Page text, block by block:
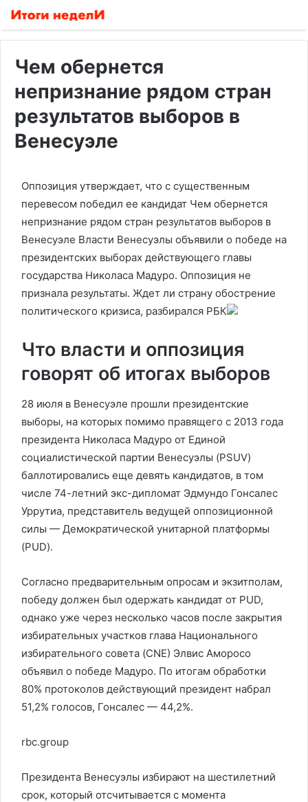
Чем обернется
непризнание рядом стран
результатов выборов в
Венесуэле
Оппозиция утверждает, что с существенным
перевесом победил ее кандидат Чем обернется
непризнание рядом стран результатов выборов в
Венесуэле Власти Венесуэлы объявили о победе на
президентских выборах действующего главы
государства Николаса Мадуро. Оппозиция не
признала результаты. Ждет ли страну обострение
политического кризиса, разбирался РБК
Что власти и оппозиция
говорят об итогах выборов
28 июля в Венесуэле прошли президентские
выборы, на которых помимо правящего с 2013 года
президента Николаса Мадуро от Единой
социалистической партии Венесуэлы (PSUV)
баллотировались еще девять кандидатов, в том
числе 74-летний экс-дипломат Эдмундо Гонсалес
Уррутиа, представитель ведущей оппозиционной
силы — Демократической унитарной платформы
(PUD).
Согласно предварительным опросам и экзитполам,
победу должен был одержать кандидат от PUD,
однако уже через несколько часов после закрытия
избирательных участков глава Национального
избирательного совета (CNE) Элвис Амороcо
объявил о победе Мадуро. По итогам обработки
80% протоколов действующий президент набрал
51,2% голосов, Гонсалес — 44,2%.
rbc.group
Президента Венесуэлы избирают на шестилетний
срок, который отсчитывается с момента